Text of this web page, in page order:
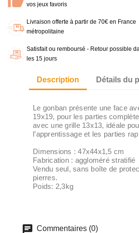
vos jeux favoris
Livraison offerte à partir de 70€ en France
métropolitaine
Satisfait ou remboursé - Retour possible
les 15 jours
Description Détails du
Le gonban présente une face
19x19, pour les parties
avec une grille 13x13, idéale
l’apprentissage et les parties
Dimensions : 47x44x1,5 cm
Fabrication : aggloméré stratifié
Vendu seul, sans boîte de
pierres.
Poids: 2,3kg
Commentaires (0)